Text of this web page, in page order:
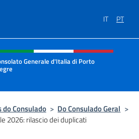
IT PT
do menu
Generale d'Italia di Porto
Consulado > Do Consulado Geral >
2026: rilascio dei duplicati